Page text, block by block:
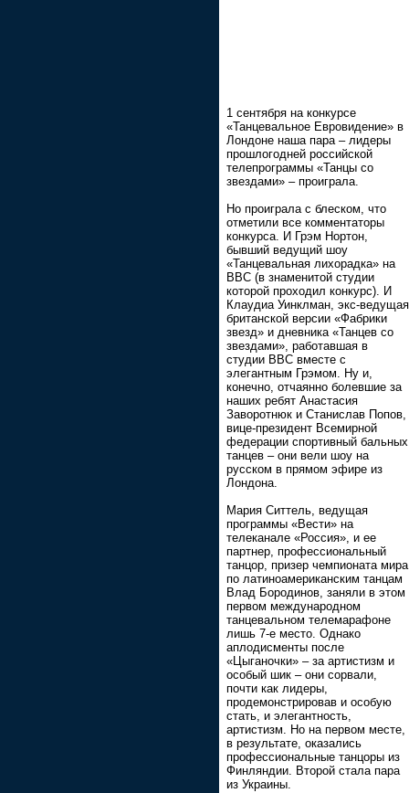
1 сентября на конкурсе
«Танцевальное Евровидение» в
Лондоне наша пара – лидеры
прошлогодней российской
телепрограммы «Танцы со
звездами» – проиграла.
Но проиграла с блеском, что
отметили все комментаторы
конкурса. И Грэм Нортон,
бывший ведущий шоу
«Танцевальная лихорадка» на
ВВС (в знаменитой студии
которой проходил конкурс). И
Клаудиа Уинклман, экс-ведущая
британской версии «Фабрики
звезд» и дневника «Танцев со
звездами», работавшая в
студии ВВС вместе с
элегантным Грэмом. Ну и,
конечно, отчаянно болевшие за
наших ребят Анастасия
Заворотнюк и Станислав Попов,
вице-президент Всемирной
федерации спортивный бальных
танцев – они вели шоу на
русском в прямом эфире из
Лондона.
Мария Ситтель, ведущая
программы «Вести» на
телеканале «Россия», и ее
партнер, профессиональный
танцор, призер чемпионата мира
по латиноамериканским танцам
Влад Бородинов, заняли в этом
первом международном
танцевальном телемарафоне
лишь 7-е место. Однако
аплодисменты после
«Цыганочки» – за артистизм и
особый шик – они сорвали,
почти как лидеры,
продемонстрировав и особую
стать, и элегантность,
артистизм. Но на первом месте,
в результате, оказались
профессиональные танцоры из
Финляндии. Второй стала пара
из Украины.